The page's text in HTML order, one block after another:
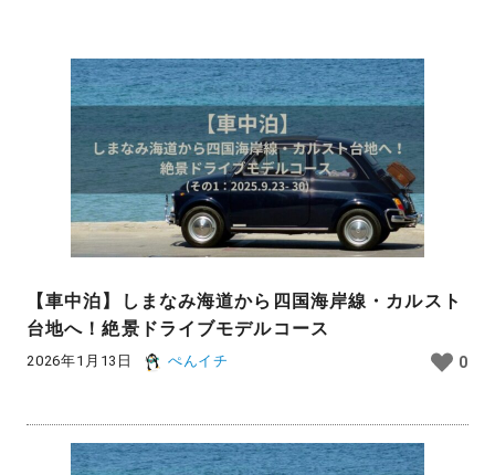
【車中泊】しまなみ海道から四国海岸線・カルスト
台地へ！絶景ドライブモデルコース
2026年1月13日 ぺんイチ 0